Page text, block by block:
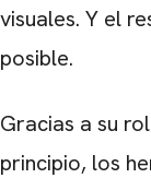
visuales. Y el
posible.
Gracias a su
principio, los